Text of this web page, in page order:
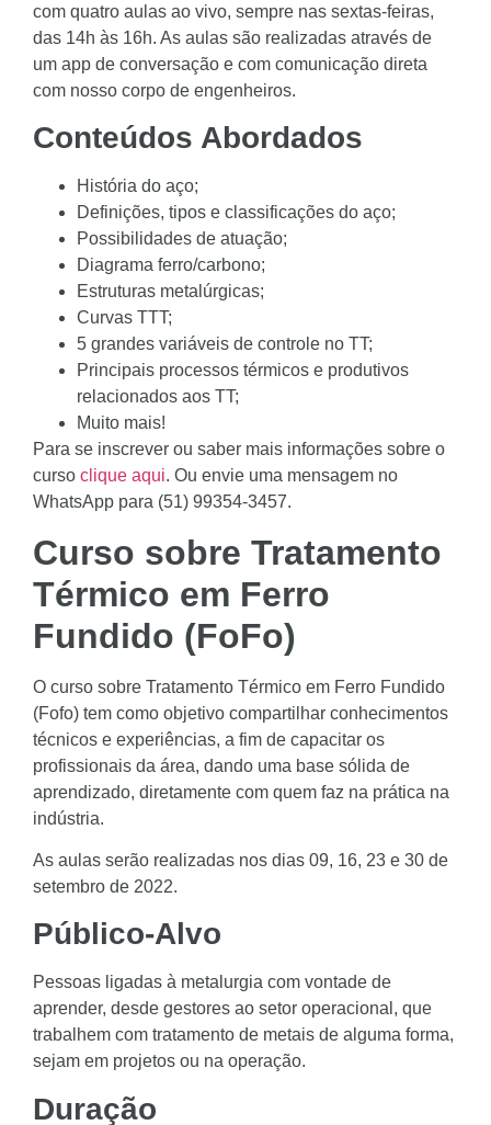
com quatro aulas ao vivo, sempre nas sextas-feiras,
das 14h às 16h. As aulas são realizadas através de
um app de conversação e com comunicação direta
com nosso corpo de engenheiros.
Conteúdos Abordados
História do aço;
Definições, tipos e classificações do aço;
Possibilidades de atuação;
Diagrama ferro/carbono;
Estruturas metalúrgicas;
Curvas TTT;
5 grandes variáveis de controle no TT;
Principais processos térmicos e produtivos
relacionados aos TT;
Muito mais!
Para se inscrever ou saber mais informações sobre o
curso clique aqui. Ou envie uma mensagem no
WhatsApp para (51) 99354-3457.
Curso sobre Tratamento
Térmico em Ferro
Fundido (FoFo)
O curso sobre Tratamento Térmico em Ferro Fundido
(Fofo) tem como objetivo compartilhar conhecimentos
técnicos e experiências, a fim de capacitar os
profissionais da área, dando uma base sólida de
aprendizado, diretamente com quem faz na prática na
indústria.
As aulas serão realizadas nos dias 09, 16, 23 e 30 de
setembro de 2022.
Público-Alvo
Pessoas ligadas à metalurgia com vontade de
aprender, desde gestores ao setor operacional, que
trabalhem com tratamento de metais de alguma forma,
sejam em projetos ou na operação.
Duração